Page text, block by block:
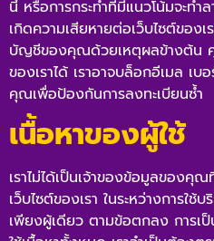
นี้ หรือการกระทำที่มีแนวโน้มจะท
เกิดความเสียหายต่อเว็บไซต์ของ
บัญชีของคุณด้วยเหตุผลข้างต้น คุ
ของเราได้ เราอาจบล็อกอีเมล เ
คุณเพื่อป้องกันการลงทะเบียนซ้ำ
เนื้อหาของผู้ใช้
เราไม่ได้เป็นเจ้าของข้อมูลของคุ
เว็บไซต์ของเรา ในระหว่างการ
เพียงผู้เดียว ตามข้อตกลง การเ